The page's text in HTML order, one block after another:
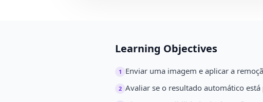
Learning Objectives
1 Enviar uma imagem e aplicar a
2 Avaliar se o resultado automático